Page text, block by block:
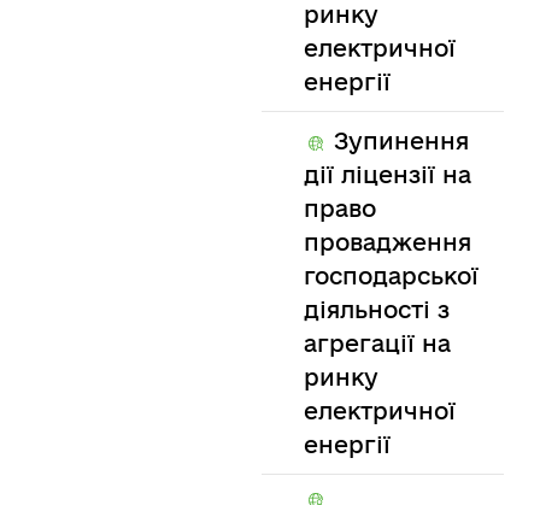
ринку
електричної
енергії
Зупинення
дії ліцензії на
право
провадження
господарської
діяльності з
агрегації на
ринку
електричної
енергії